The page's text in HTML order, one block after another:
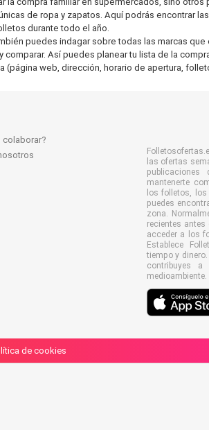
de ropa y zapatos. Aquí podrás encontrar
durante todo el año.
puedes indagar sobre todas las marcas que
Así puedes planear tu lista de la
web, dirección, horario de apertura,
colaborar?
las ofertas
mantenerte
los folletos,
puedes
zona.
recientes antes
acceder a los
Establece
tiempo y
contribuyes
medioambiente.
de cookies